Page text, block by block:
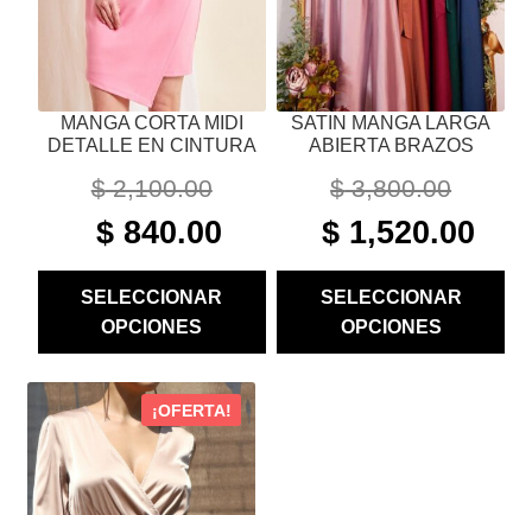
MANGA CORTA MIDI
DETALLE EN CINTURA
$2,100.00
ORIGINAL
PRICE
$ 2,100.00.
$ 840.00
SELECCIONAR
OPCIONES
ELEGIR
PÁGINA
DE
SATIN MANGA LARGA
ABIERTA BRAZOS
$3,800.00
ORIGINAL
PRICE
$ 3,800.00.
$ 1,520.00
SELECCIONAR
OPCIONES
ELEGIR
EN
LA
PÁGINA
DE
¡OFERTA!
ESTE
PRODUCTO
TIENE
MÚLTIPLES